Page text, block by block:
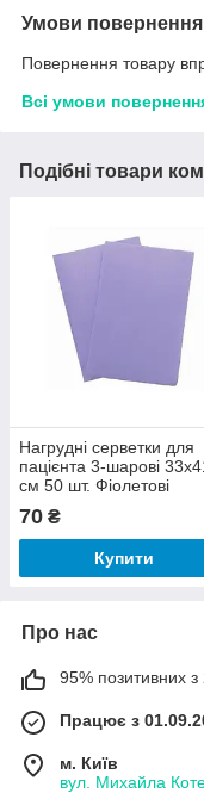
Умови повернення
Повернення товару
Всі умови
Подібні товари
Нагрудні серветки для
пацієнта 3-шарові
см 50 шт. Фіолетові
70 ₴
Купити
Про нас
95% позитивних з
Працює з
м. Київ
вул. Михайла